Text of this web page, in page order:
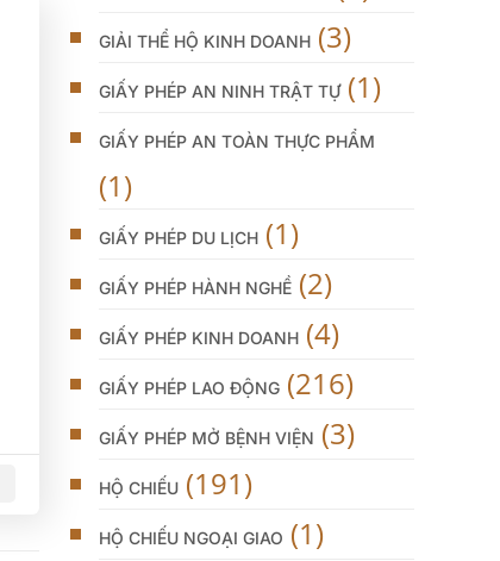
GIẢI THỂ HỘ KINH DOANH (3)
GIẤY PHÉP AN NINH TRẬT TỰ(1)
GIẤY PHÉP AN TOÀN THỰC PHẨM
(1)
GIẤY PHÉP DU LỊCH (1)
GIẤY PHÉP HÀNH NGHỀ (2)
GIẤY PHÉP KINH DOANH (4)
GIẤY PHÉP LAO ĐỘNG (216)
GIẤY PHÉP MỞ BỆNH VIỆN (3)
HỘ CHIẾU (191)
HỘ CHIẾU NGOẠI GIAO (1)